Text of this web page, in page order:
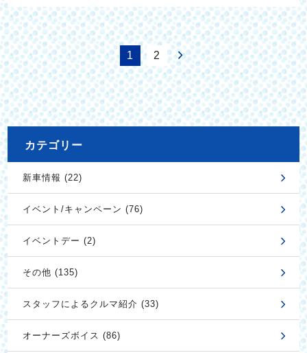
1 2
カテゴリー
新車情報 (22)
イベント/キャンペーン (76)
イベントデー (2)
その他 (135)
スタッフによるクルマ紹介 (33)
オーナーズボイス (86)